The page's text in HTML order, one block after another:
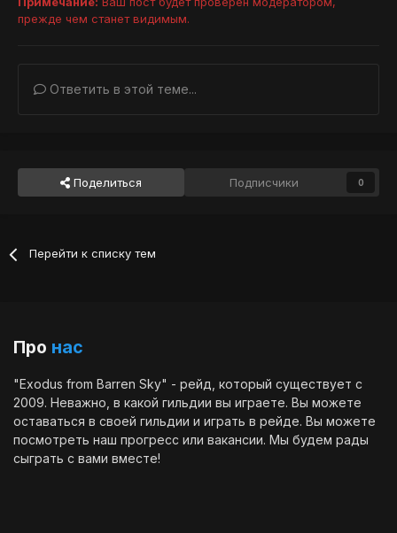
прежде чем станет видимым.
Ответить в этой теме...
Поделиться Подписчики 0
Перейти к списку тем
Про нас
"Exodus from Barren Sky" - рейд, который существует с
2009. Неважно, в какой гильдии вы играете. Вы можете
оставаться в своей гильдии и играть в рейде. Вы можете
посмотреть наш прогресс или вакансии. Мы будем рады
сыграть с вами вместе!